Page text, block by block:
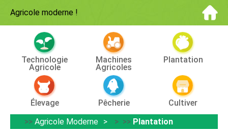
Agricole moderne !
Technologie
Agricole
Machines
Agricoles
Plantation
Élevage Pêcherie
Cultiver
>> Agricole Moderne > >> Plantation